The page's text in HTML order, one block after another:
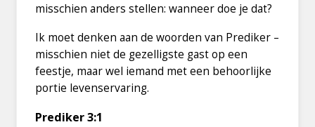
misschien anders stellen: wanneer doe je dat?
Ik moet denken aan de woorden van Prediker –
misschien niet de gezelligste gast op een
feestje, maar wel iemand met een behoorlijke
portie levenservaring.
Prediker 3:1